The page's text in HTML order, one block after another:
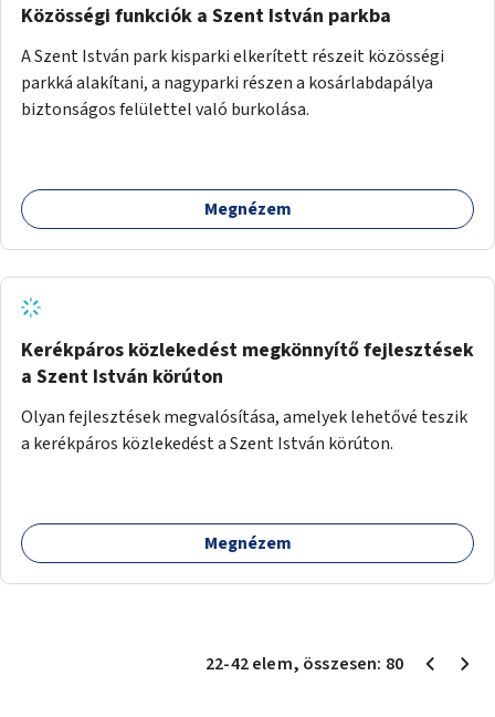
Közösségi funkciók a Szent István parkba
A Szent István park kisparki elkerített részeit közösségi
parkká alakítani, a nagyparki részen a kosárlabdapálya
biztonságos felülettel való burkolása.
Megnézem
Kerékpáros közlekedést megkönnyítő fejlesztések
a Szent István körúton
Olyan fejlesztések megvalósítása, amelyek lehetővé teszik
a kerékpáros közlekedést a Szent István körúton.
Megnézem
22-42elem, összesen: 80